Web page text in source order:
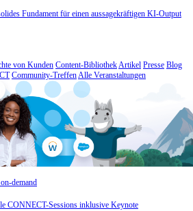
Fundament für einen aussagekräftigen KI-Output
von Kunden Content-BibliothekArtikel Presse Blog
Community-TreffenAlle Veranstaltungen
demand
CONNECT-Sessions inklusive Keynote